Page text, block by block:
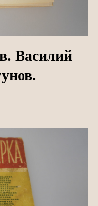
Василий